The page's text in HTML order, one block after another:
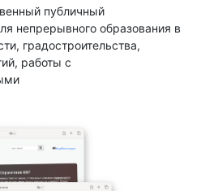
публичный
непрерывного образования в
градостроительства,
работы с